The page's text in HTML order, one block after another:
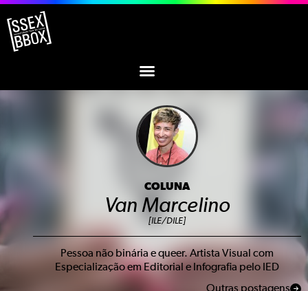
COLUNA
Van Marcelino
[ILE/DILE]
Pessoa não binária e queer. Artista Visual com
Especialização em Editorial e Infografia pelo IED